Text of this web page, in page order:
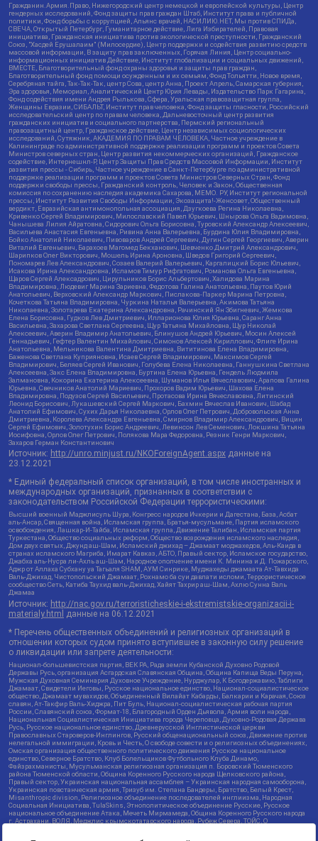
Гражданин.Армия.Право, Нижегородский центр немецкой и европейской культуры, Центр
гендерных исследований, Фонд защиты прав граждан Штаб, Институт права и публичной
политики, Фонд борьбы с коррупцией, Альянс врачей, НАСИЛИЮ.НЕТ, Мы против СПИДа,
СВЕЧА, Открытый Петербург, Гуманитарное действие, Лига Избирателей, Правовая
инициатива, Гражданская инициатива против экологической преступности, Гражданский
Союз, "Хасдей Ерушалаим" (Милосердие), Центр поддержки и содействия развитию средств
массовой информации, В защиту прав заключенных, Горячая Линия, Центр социально-
информационных инициатив Действие, Институт глобализации и социальных движений,
ВМЕСТЕ, Благотворительный фонд охраны здоровья и защиты прав граждан,
Благотворительный фонд помощи осужденным и их семьям, Фонд Тольятти, Новое время,
Серебряная тайга, Так-Так-Так, центр Сова, центр Анна, Проект Апрель, Самарская губерния,
Эра здоровья, Мемориал, Аналитический Центр Юрия Левады, Издательство Парк Гагарина,
Фонд содействия имени Андрея Рылькова, Сфера, Уральская правозащитная группа,
Женщины Евразии, СИБАЛЬТ, Институт прав человека, Фонд защиты гласности, Российский
исследовательский центр по правам человека, Дальневосточный центр развития
гражданских инициатив и социального партнерства, Пермский региональный
правозащитный центр, Гражданское действие, Центр независимых социологических
исследований, Сутяжник, АКАДЕМИЯ ПО ПРАВАМ ЧЕЛОВЕКА, Частное учреждение в
Калининграде по административной поддержке реализации программ и проектов Совета
Министров северных стран, Центр развития некоммерческих организаций, Гражданское
содействие, Интернешнл-Р, Центр Защиты Прав Средств Массовой Информации, Институт
развития прессы - Сибирь, Частное учреждение в Санкт-Петербурге по административной
поддержке реализации программ и проектов Совета Министров Северных Стран, Фонд
поддержки свободы прессы, Гражданский контроль, Человек и Закон, Общественная
комиссия по сохранению наследия академика Сахарова, МЕМО. РУ, Институт региональной
прессы, Институт Развития Свободы Информации, Экозащита!-Женсовет, Общественный
вердикт, Евразийская антимонопольная ассоциация, Дзугкоева Регина Николаевна,
Кривенко Сергей Владимирович, Милославский Павел Юрьевич, Шнырова Ольга Вадимовна,
Чанышева Лилия Айратовна, Сидорович Ольга Борисовна, Туровский Александр Алексеевич,
Васильева Анастасия Евгеньевна, Ривина Анна Валерьевна, Бурдина Юлия Владимировна,
Бойко Анатолий Николаевич, Пивоваров Андрей Сергеевич, Дугин Сергей Георгиевич, Аверин
Виталий Евгеньевич, Барахоев Магомед Бекханович, Шевченко Дмитрий Александрович,
Шарипков Олег Викторович, Мошель Ирина Ароновна, Шведов Григорий Сергеевич,
Пономарев Лев Александрович, Созаев Валерий Валерьевич, Каргалицкий Борис Юльевич,
Исакова Ирина Александровна, Исламов Тимур Рифгатович, Романова Ольга Евгеньевна,
Щаров Сергей Алексадрович, Цирульников Борис Альбертович, Халидова Марина
Владимировна, Людевиг Марина Зариевна, Федотова Галина Анатольевна, Паутов Юрий
Анатольевич, Верховский Александр Маркович, Пислакова-Паркер Марина Петровна,
Кочеткова Татьяна Владимировна, Чуркина Наталья Валерьевна, Акимова Татьяна
Николаевна, Золотарева Екатерина Александровна, Рачинский Ян Збигневич, Жемкова
Елена Борисовна, Гудков Лев Дмитриевич, Илларионова Юлия Юрьевна, Саранг Анна
Васильевна, Захарова Светлана Сергеевна, Щур Татьяна Михайловна, Щур Николай
Алексеевич, Аверин Владимир Анатольевич, Блинушов Андрей Юрьевич, Мосин Алексей
Геннадьевич, Гефтер Валентин Михайлович, Симонов Алексей Кириллович, Флиге Ирина
Анатольевна, Мельникова Валентина Дмитриевна, Вититинова Елена Владимировна,
Баженова Светлана Куприяновна, Исаев Сергей Владимирович, Максимов Сергей
Владимирович, Беляев Сергей Иванович, Голубева Елена Николаевна, Ганнушкина Светлана
Алексеевна, Закс Елена Владимировна, Буртина Елена Юрьевна, Гендель Людмила
Залмановна, Кокорина Екатерина Алексеевна, Шуманов Илья Вячеславович, Арапова Галина
Юрьевна, Свечников Анатолий Мариевич, Прохоров Вадим Юрьевич, Шахова Елена
Владимировна, Подузов Сергей Васильевич, Протасова Ирина Вячеславовна, Литинский
Леонид Борисович, Лукашевский Сергей Маркович, Бахмин Вячеслав Иванович, Шабад
Анатолий Ефимович, Сухих Дарья Николаевна, Орлов Олег Петрович, Добровольская Анна
Дмитриевна, Королева Александра Евгеньевна, Смирнов Владимир Александрович, Вицин
Сергей Ефимович, Золотухин Борис Андреевич, Левинсон Лев Семенович, Локшина Татьяна
Иосифовна, Орлов Олег Петрович, Полякова Мара Федоровна, Резник Генри Маркович,
Захаров Герман Константинович
Источник: http://unro.minjust.ru/NKOForeignAgent.aspx данные на
23.12.2021
* Единый федеральный список организаций, в том числе иностранных и
международных организаций, признанных в соответствии с
законодательством Российской Федерации террористическими:
Высший военный Маджлисуль Шура, Конгресс народов Ичкерии и Дагестана, База, Асбат
аль-Ансар, Священная война, Исламская группа, Братья-мусульмане, Партия исламского
освобождения, Лашкар-И-Тайба, Исламская группа, Движение Талибан, Исламская партия
Туркестана, Общество социальных реформ, Общество возрождения исламского наследия,
Дом двух святых, Джунд аш-Шам, Исламский джихад – Джамаат моджахедов, Аль-Каида в
странах исламского Магриба, Имарат Кавказ, АБТО, Правый сектор, Исламское государство,
Джабха аль-Нусра ли-Ахль аш-Шам, Народное ополчение имени К. Минина и Д. Пожарского,
Аджр от Аллаха Субхану уа Тагьаля SHAM, АУМ Синрике, Муджахеды джамаата Ат-Тавхида
Валь-Джихад, Чистопольский Джамаат, Рохнамо ба суи давлати исломи, Террористическое
сообщество Сеть, Катиба Таухид валь-Джихад, Хайят Тахрир аш-Шам, Ахлю Сунна Валь
Джамаа
Источник: http://nac.gov.ru/terroristicheskie-i-ekstremistskie-organizacii-i-
materialy.html
данные на 06.12.2021
* Перечень общественных объединений и религиозных организаций в
отношении которых судом принято вступившее в законную силу решение
о ликвидации или запрете деятельности:
Национал-большевистская партия, ВЕК РА, Рада земли Кубанской Духовно Родовой
Державы Русь, организация Асгардская Славянская Община, Община Капища Веды Перуна,
Мужская Духовная Семинария Духовное Учреждение, Нурджулар, К Богодержавию, Таблиги
Джамаат, Свидетели Иеговы, Русское национальное единство, Национал-социалистическое
общество, Джамаат мувахидов, Объединенный Вилайат Кабарды, Балкарии и Карачая, Союз
славян, Ат-Такфир Валь-Хиджра, Пит Буль, Национал-социалистическая рабочая партия
России, Славянский союз, Формат-18, Благородный Орден Дьявола, Армия воли народа,
Национальная Социалистическая Инициатива города Череповца, Духовно-Родовая Держава
Русь, Русское национальное единство, Древнерусской Инглистической церкви
Православных Староверов-Инглингов, Русский общенациональный союз, Движение против
нелегальной иммиграции, Кровь и Честь, О свободе совести и о религиозных объединениях,
Омская организация общественного политического движения Русское национальное
единство, Северное Братство, Клуб Болельщиков Футбольного Клуба Динамо,
Файзрахманисты, Мусульманская религиозная организация п. Боровский Тюменского
района Тюменской области, Община Коренного Русского народа Щелковского района,
Правый сектор, Украинская национальная ассамблея – Украинская народная самооборона,
Украинская повстанческая армия, Тризуб им. Степана Бандеры, Братство, Белый Крест,
Misanthropic division, Религиозное объединение последователей инглиизма, Народная
Социальная Инициатива, TulaSkins, Этнополитическое объединение Русские, Русское
национальное объединение Атака, Мечеть Мирмамеда, Община Коренного Русского народа
г. Астрахани, ВОЛЯ, Меджлис крымскотатарского народа, Рубеж Севера, ТОЙС, О